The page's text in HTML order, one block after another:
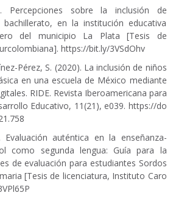
Percepciones sobre la inclusión de
en la institución educativa
del municipio La Plata [Tesis de
https://bit.ly/3VSdOhv
Pérez, S. (2020). La inclusión de niños
en una escuela de México mediante
RIDE. Revista Iberoamericana para
Educativo, 11(21), e039. https://do
Evaluación auténtica en la enseñanza-
como segunda lengua: Guía para la
de evaluación para estudiantes Sordos
[Tesis de licenciatura, Instituto Caro